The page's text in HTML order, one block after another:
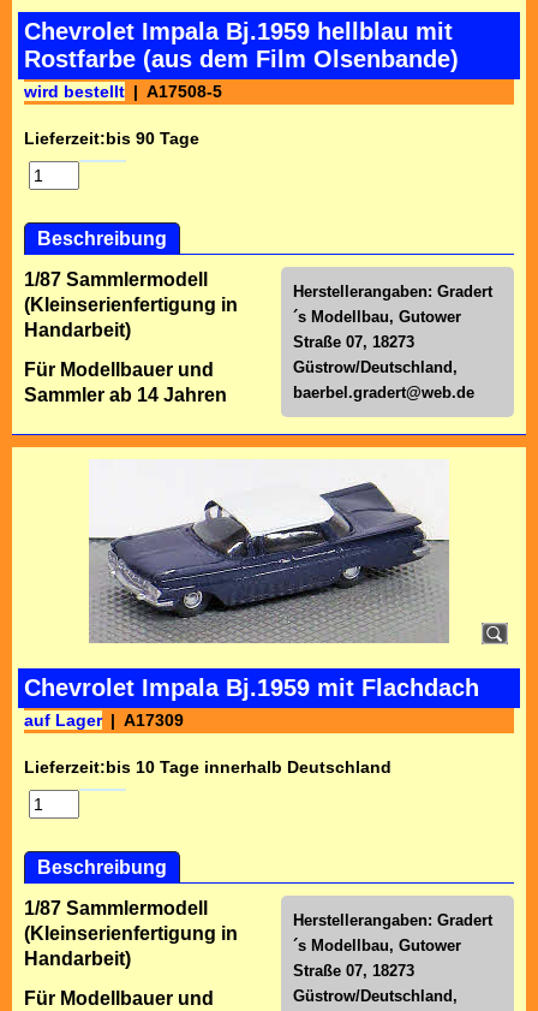
Chevrolet Impala Bj.1959 hellblau mit
Rostfarbe (aus dem Film Olsenbande)
wird bestellt A17508-5
Lieferzeit:bis 90 Tage
Beschreibung
Herstellerangaben: Gradert
´s Modellbau, Gutower
Straße 07, 18273
Güstrow/Deutschland,
baerbel.gradert@web.de
1/87 Sammlermodell
(Kleinserienfertigung in
Handarbeit)
Für Modellbauer und
Sammler ab 14 Jahren
Chevrolet Impala Bj.1959 mit Flachdach
auf Lager A17309
Lieferzeit:bis 10 Tage innerhalb Deutschland
Beschreibung
Herstellerangaben: Gradert
´s Modellbau, Gutower
Straße 07, 18273
Güstrow/Deutschland,
1/87 Sammlermodell
(Kleinserienfertigung in
Handarbeit)
Für Modellbauer und